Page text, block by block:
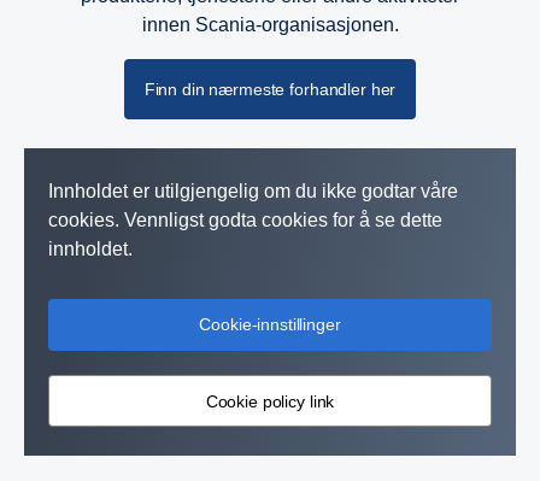
innen Scania-organisasjonen.
Finn din nærmeste forhandler her
Innholdet er utilgjengelig om du ikke godtar våre
cookies. Vennligst godta cookies for å se dette
innholdet.
Cookie-innstillinger
Cookie policy link
Utstyr, kjøretøy og fartøyer må være pålitelige – Scanias motorer
og komponenter takler utfordringen.